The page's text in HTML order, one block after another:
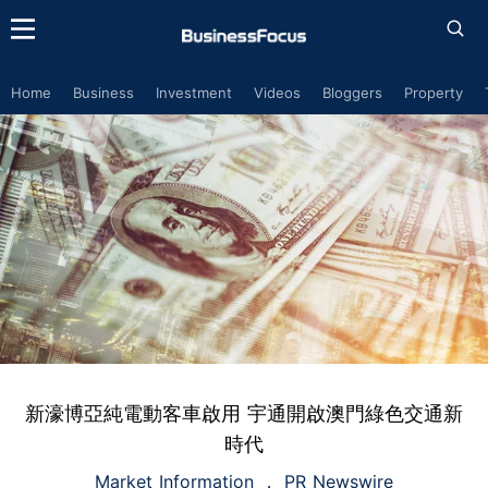
Home Business Investment Videos Bloggers Property
新濠博亞純電動客車啟用 宇通開啟澳門綠色交通新
時代
Market Information PR Newswire